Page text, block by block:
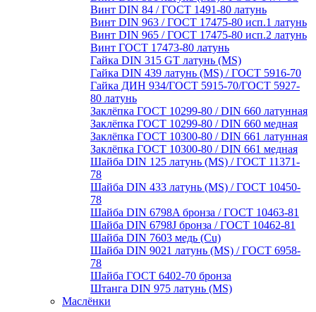
Винт DIN 84 / ГОСТ 1491-80 латунь
Винт DIN 963 / ГОСТ 17475-80 исп.1 латунь
Винт DIN 965 / ГОСТ 17475-80 исп.2 латунь
Винт ГОСТ 17473-80 латунь
Гайка DIN 315 GT латунь (MS)
Гайка DIN 439 латунь (MS) / ГОСТ 5916-70
Гайка ДИН 934/ГОСТ 5915-70/ГОСТ 5927-
80 латунь
Заклёпка ГОСТ 10299-80 / DIN 660 латунная
Заклёпка ГОСТ 10299-80 / DIN 660 медная
Заклёпка ГОСТ 10300-80 / DIN 661 латунная
Заклёпка ГОСТ 10300-80 / DIN 661 медная
Шайба DIN 125 латунь (MS) / ГОСТ 11371-
78
Шайба DIN 433 латунь (MS) / ГОСТ 10450-
78
Шайба DIN 6798A бронза / ГОСТ 10463-81
Шайба DIN 6798J бронза / ГОСТ 10462-81
Шайба DIN 7603 медь (Cu)
Шайба DIN 9021 латунь (MS) / ГОСТ 6958-
78
Шайба ГОСТ 6402-70 бронза
Штанга DIN 975 латунь (MS)
Маслёнки